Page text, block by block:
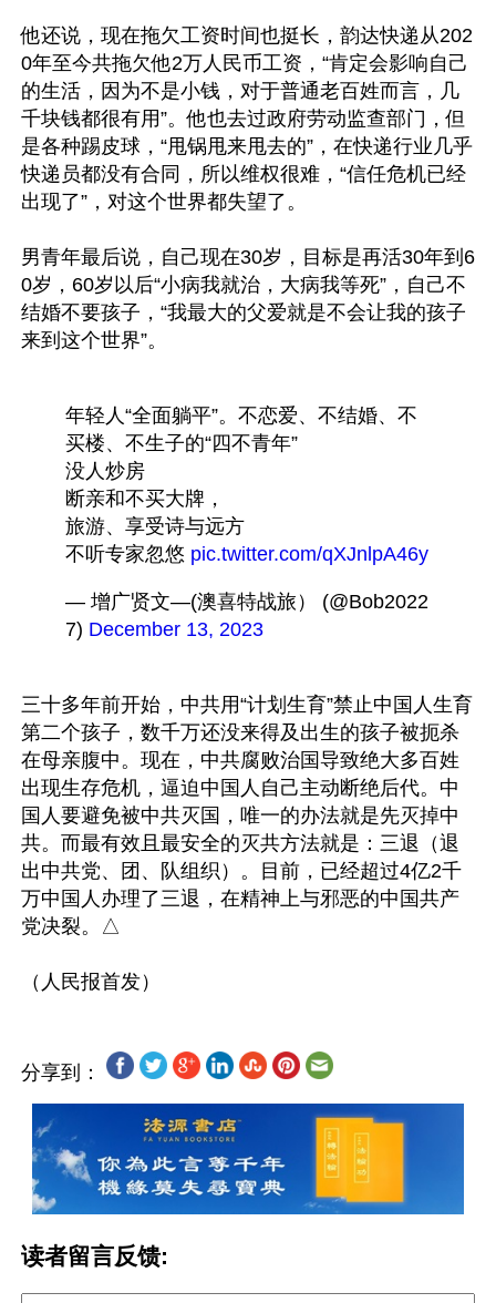
他还说，现在拖欠工资时间也挺长，韵达快递从202
0年至今共拖欠他2万人民币工资，“肯定会影响自己
的生活，因为不是小钱，对于普通老百姓而言，几
千块钱都很有用”。他也去过政府劳动监查部门，但
是各种踢皮球，“甩锅甩来甩去的”，在快递行业几乎
快递员都没有合同，所以维权很难，“信任危机已经
出现了”，对这个世界都失望了。
男青年最后说，自己现在30岁，目标是再活30年到6
0岁，60岁以后“小病我就治，大病我等死”，自己不
结婚不要孩子，“我最大的父爱就是不会让我的孩子
来到这个世界”。
年轻人“全面躺平”。不恋爱、不结婚、不
买楼、不生子的“四不青年”
没人炒房
断亲和不买大牌，
旅游、享受诗与远方
不听专家忽悠 pic.twitter.com/qXJnlpA46y
— 增广贤文—(澳喜特战旅） (@Bob2022
7) December 13, 2023
三十多年前开始，中共用“计划生育”禁止中国人生育
第二个孩子，数千万还没来得及出生的孩子被扼杀
在母亲腹中。现在，中共腐败治国导致绝大多百姓
出现生存危机，逼迫中国人自己主动断绝后代。中
国人要避免被中共灭国，唯一的办法就是先灭掉中
共。而最有效且最安全的灭共方法就是：三退（退
出中共党、团、队组织）。目前，已经超过4亿2千
万中国人办理了三退，在精神上与邪恶的中国共产
党决裂。△
分享到：
读者留言反馈: